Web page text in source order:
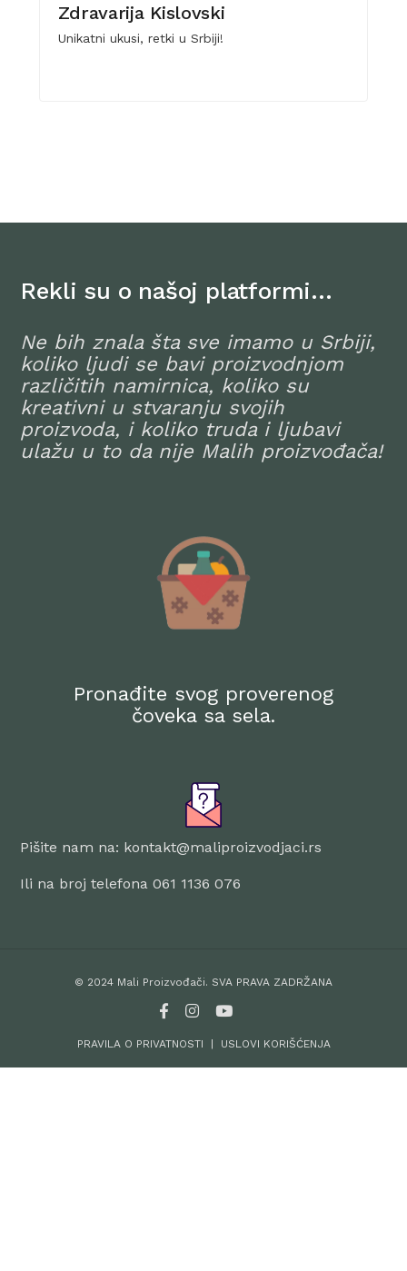
Zdravarija Kislovski
Unikatni ukusi, retki u Srbiji!
Rekli su o našoj platformi…
Ne bih znala šta sve imamo u Srbiji,
koliko ljudi se bavi proizvodnjom
različitih namirnica, koliko su
kreativni u stvaranju svojih
proizvoda, i koliko truda i ljubavi
ulažu u to da nije Malih proizvođača!
Pronađite svog proverenog
čoveka sa sela.
Pišite nam na: kontakt@maliproizvodjaci.rs
Ili na broj telefona 061 1136 076
© 2024 Mali Proizvođači. SVA PRAVA ZADRŽANA
PRAVILA O PRIVATNOSTI USLOVI KORIŠĆENJA